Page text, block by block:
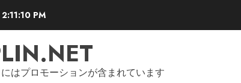
2:11:11 PM
はプロモーションが含まれています